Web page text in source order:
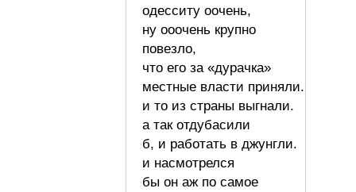
одесситу оочень,
ну ооочень крупно
повезло,
что его за «дурачка»
местные власти приняли.
и то из страны выгнали.
а так отдубасили
б, и работать в джунгли.
и насмотрелся
бы он аж по самое